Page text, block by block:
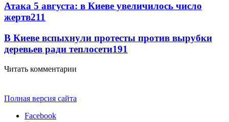
Атака 5 августа: в Киеве увеличилось число
жертв211
В Киеве вспыхнули протесты против вырубки
деревьев ради теплосети191
Читать комментарии
Полная версия сайта
Facebook